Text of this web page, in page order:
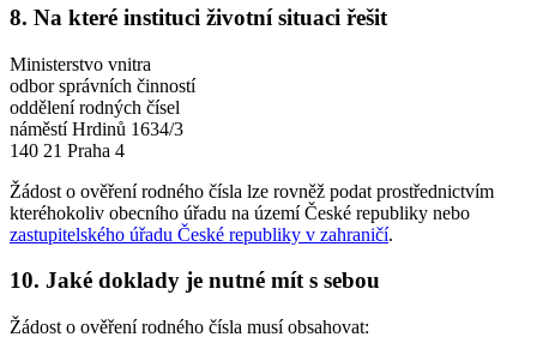
8. Na které instituci životní situaci řešit
Ministerstvo vnitra
odbor správních činností
oddělení rodných čísel
náměstí Hrdinů 1634/3
140 21 Praha 4
Žádost o ověření rodného čísla lze rovněž podat prostřednictvím
kteréhokoliv obecního úřadu na území České republiky nebo
zastupitelského úřadu České republiky v zahraničí.
10. Jaké doklady je nutné mít s sebou
Žádost o ověření rodného čísla musí obsahovat: